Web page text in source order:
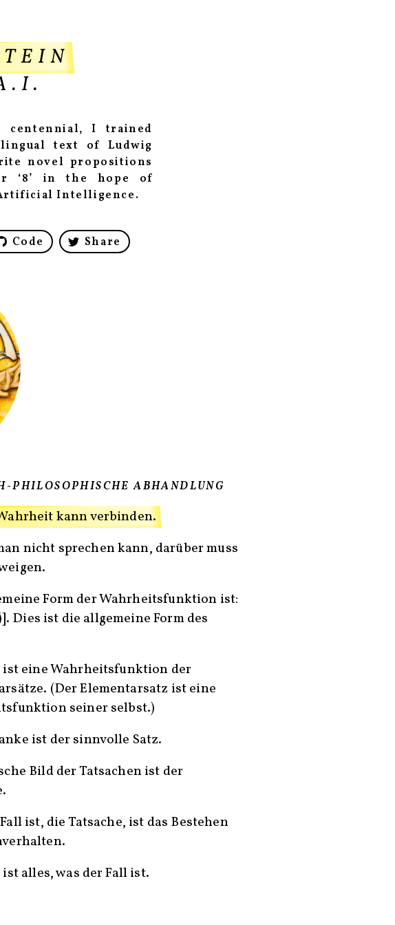
centennial, I trained
text of Ludwig
novel propositions
‘8’ in the hope of
Intelligence.
Code Share
PHILOSOPHISCHE ABHANDLUNG
kann verbinden.
nicht sprechen kann, darüber muss
Form der Wahrheitsfunktion ist:
Dies ist die allgemeine Form des
ist eine Wahrheitsfunktion der
(Der Elementarsatz ist eine
seiner selbst.)
ist der sinnvolle Satz.
Bild der Tatsachen ist der
ist, die Tatsache, ist das Bestehen
alles, was der Fall ist.